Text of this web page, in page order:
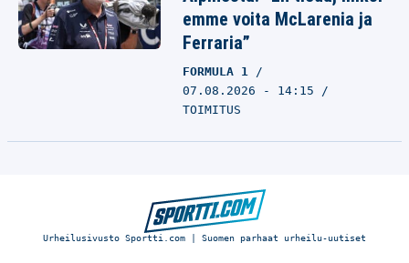
emme voita McLarenia ja
Ferraria”
FORMULA 1
07.08.2026 - 14:15
TOIMITUS
Urheilusivusto Sportti.com | Suomen parhaat urheilu-uutiset